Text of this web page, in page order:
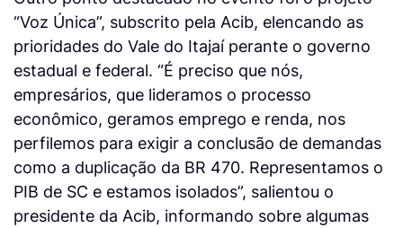
“Voz Única”, subscrito pela Acib, elencando as
prioridades do Vale do Itajaí perante o governo
estadual e federal. “É preciso que nós,
empresários, que lideramos o processo
econômico, geramos emprego e renda, nos
perfilemos para exigir a conclusão de demandas
como a duplicação da BR 470. Representamos o
PIB de SC e estamos isolados”, salientou o
presidente da Acib, informando sobre algumas